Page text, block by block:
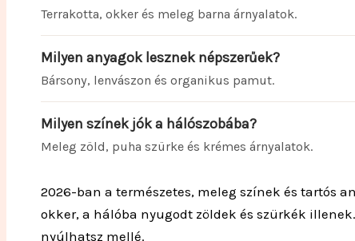
Terrakotta, okker és meleg barna árnyalatok.
Milyen anyagok lesznek népszerűek?
Bársony, lenvászon és organikus pamut.
Milyen színek jók a hálószobába?
Meleg zöld, puha szürke és krémes árnyalatok.
2026-ban a természetes, meleg színek és tartós
okker, a hálóba nyugodt zöldek és szürkék
nyúlhatsz mellé.